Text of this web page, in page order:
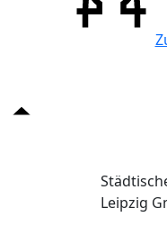
Leipzig